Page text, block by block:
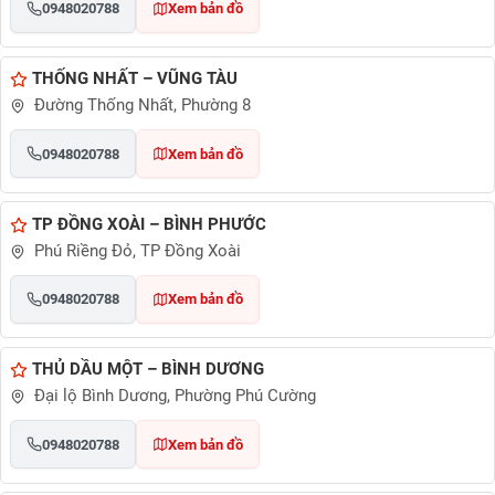
0948020788 Xem bản đồ
THỐNG NHẤT – VŨNG TÀU
Đường Thống Nhất, Phường 8
0948020788 Xem bản đồ
TP ĐỒNG XOÀI – BÌNH PHƯỚC
Phú Riềng Đỏ, TP Đồng Xoài
0948020788 Xem bản đồ
THỦ DẦU MỘT – BÌNH DƯƠNG
Đại lộ Bình Dương, Phường Phú Cường
0948020788 Xem bản đồ